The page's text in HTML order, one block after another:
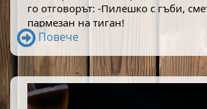
го отговорът: -Пилешко с гъби,
пармезан на тиган!
Повече